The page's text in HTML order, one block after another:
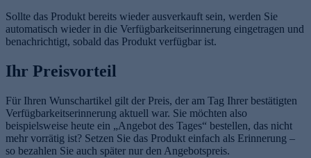
Sollte das Produkt bereits wieder ausverkauft sein, werden Sie
automatisch wieder in die Verfügbarkeitserinnerung eingetragen und
benachrichtigt, sobald das Produkt verfügbar ist.
Ihr Preisvorteil
Für Ihren Wunschartikel gilt der Preis, der am Tag Ihrer bestätigten
Verfügbarkeitserinnerung aktuell war. Sie möchten also
beispielsweise heute ein „Angebot des Tages“ bestellen, das nicht
mehr vorrätig ist? Setzen Sie das Produkt einfach als Erinnerung –
so bezahlen Sie auch später nur den Angebotspreis.